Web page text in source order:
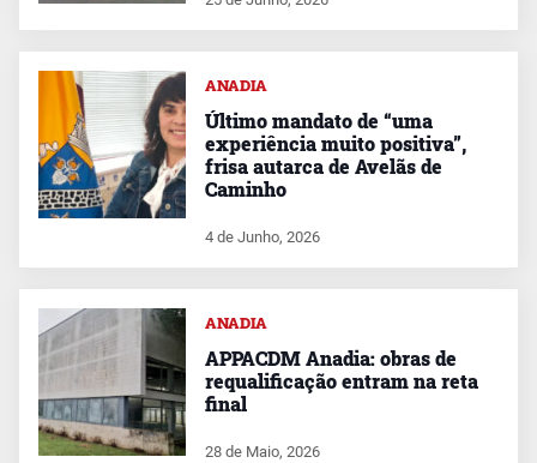
ANADIA
Último mandato de “uma
experiência muito positiva”,
frisa autarca de Avelãs de
Caminho
4 de Junho, 2026
ANADIA
APPACDM Anadia: obras de
requalificação entram na reta
final
28 de Maio, 2026